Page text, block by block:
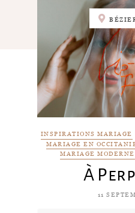
INSPIRATIONS MARIAGE
MARIAGE EN
MARIAGE MODERNE
À
11